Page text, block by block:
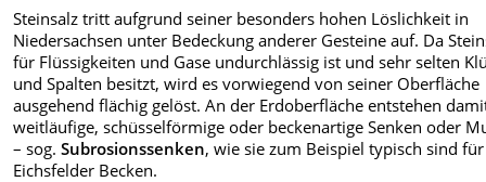
Steinsalz tritt aufgrund seiner besonders hohen Löslichkeit in
Niedersachsen unter Bedeckung anderer Gesteine auf. Da
für Flüssigkeiten und Gase undurchlässig ist und sehr selten
und Spalten besitzt, wird es vorwiegend von seiner Oberfläche
ausgehend flächig gelöst. An der Erdoberfläche entstehen
weitläufige, schüsselförmige oder beckenartige Senken oder
– sog.Subrosionssenken, wie sie zum Beispiel typisch sind
Eichsfelder Becken.